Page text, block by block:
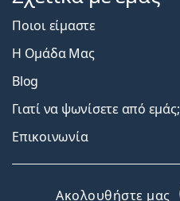
Ποιοι είμαστε
Η Ομάδα Μας
Blog
Γιατί να ψωνίσετε από εμάς;
Επικοινωνία
Ακολουθήστε μας